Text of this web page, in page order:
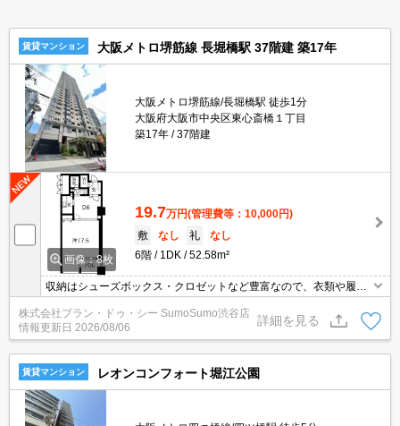
賃貸マンション 大阪メトロ堺筋線 長堀橋駅 37階建 築17年
大阪メトロ堺筋線/長堀橋駅 徒歩1分
大阪府大阪市中央区東心斎橋１丁目
築17年
37階建
画像：8枚
19.7万円(管理費等：10,000円)
敷
なし 礼
なし
6階
1DK 52.58m²
収納はシューズボックス・クロゼットなど豊富なので、衣類や履き
物の整理がしやすく便利です。セキュリティ面は、TVインターホ
ン・オートロックなど充実しているので安心して生活できます。共
用部には宅配ボックス・ゴミ出し24時間OKなどが備わっておりと
ても充実しています。室内設備は洗面化粧台・浴室乾燥機など大変
充実しております。
株式会社プラン・ドゥ・シー SumoSumo渋谷店
情報更新日 2026/08/06
詳細を見る
賃貸マンション レオンコンフォート堀江公園